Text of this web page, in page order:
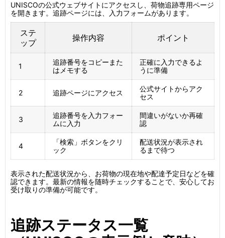
UNISCOの公式ウェブサイトにアクセスし、荷物追跡専用ページ
を開きます。追跡ページには、入力フォームがあります。
ステ
ップ
操作内容 ポイント
1
追跡番号をコピーまた
はメモする
正確に入力できるよ
うに準備
2 追跡ページにアクセス
公式サイトからアク
セス
3
追跡番号を入力フォー
ムに入力
間違いがないか再確
認
4
「検索」ボタンをクリ
ック
配送状況が表示され
るまで待つ
表示された配送状況から、お荷物の現在地や配達予定日などを確
認できます。最新の情報を随時チェックすることで、安心してお
受け取りの準備が可能です。
追跡ステータス一覧